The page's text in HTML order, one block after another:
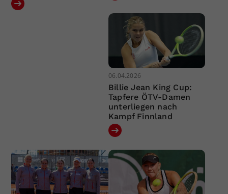
06.04.2026
Billie Jean King Cup:
Tapfere ÖTV-Damen
unterliegen nach
Kampf Finnland